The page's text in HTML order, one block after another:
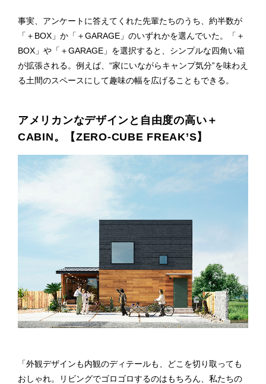
事実、アンケートに答えてくれた先輩たちのうち、約半数が
「＋BOX」か「＋GARAGE」のいずれかを選んでいた。 「＋
BOX」や「＋GARAGE」を選択すると、シンプルな四角い箱
が拡張される。例えば、“家にいながらキャンプ気分”を味わえ
る土間のスペースにして趣味の幅を広げることもできる。
アメリカンなデザインと自由度の高い＋
CABIN。【ZERO-CUBE FREAK’S】
「外観デザインも内観のディテールも、どこを切り取っても
おしゃれ。リビングでゴロゴロするのはもちろん、私たちの